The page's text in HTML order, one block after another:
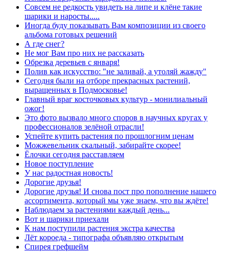
Совсем не редкость увидеть на липе и клёне такие
шарики и наросты.....
Иногда буду показывать Вам композиции из своего
альбома готовых решений
А где снег?
Не мог Вам про них не рассказать
Обрезка деревьев с января!
Полив как искусство: "не заливай, а утоляй жажду"
Сегодня были на отборе прекрасных растений,
выращенных в Подмосковье!
Главный враг косточковых культур - монилиальный
ожог!
Это фото вызвало много споров в научных кругах у
профессионалов зелёной отрасли!
Успейте купить растения по прошлогним ценам
Можжевельник скальный, забирайте скорее!
Ёлочки сегодня расставляем
Новое поступление
У нас радостная новость!
Дорогие друзья!
Дорогие друзья! И снова пост про пополнение нашего
ассортимента, который мы уже знаем, что вы ждёте!
Наблюдаем за растениями каждый день...
Вот и шарики приехали
К нам поступили растения экстра качества
Лёт короеда - типографа объявляю открытым
Спирея грефшейм